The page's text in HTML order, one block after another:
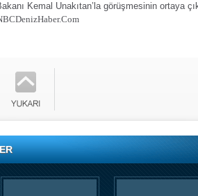
Kemal Unakıtan’la görüşmesinin ortaya
DenizHaber.Com